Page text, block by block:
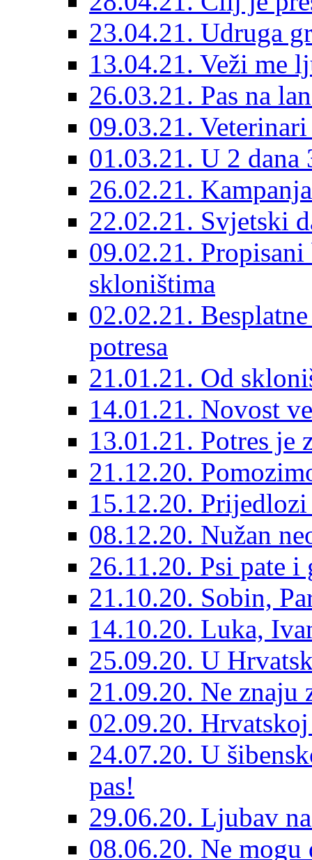
23.04.21. Udruga
13.04.21. Veži me
26.03.21. Pas na
09.03.21.
01.03.21. U 2
26.02.21.
22.02.21. Svjetski
09.02.21.
skloništima
02.02.21.
potresa
21.01.21. Od
14.01.21. Novost
13.01.21. Potres je
21.12.20.
15.12.20.
08.12.20. Nužan
26.11.20. Psi pate
21.10.20. Sobin,
14.10.20. Luka,
25.09.20. U
21.09.20. Ne znaju
02.09.20.
24.07.20. U
pas!
29.06.20. Ljubav
08.06.20. Ne